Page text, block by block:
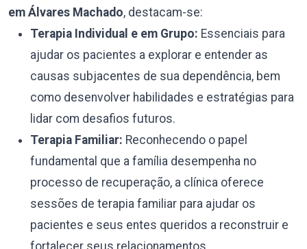
em Álvares Machado, destacam-se:
Terapia Individual e em Grupo: Essenciais para
ajudar os pacientes a explorar e entender as
causas subjacentes de sua dependência, bem
como desenvolver habilidades e estratégias para
lidar com desafios futuros.
Terapia Familiar: Reconhecendo o papel
fundamental que a família desempenha no
processo de recuperação, a clínica oferece
sessões de terapia familiar para ajudar os
pacientes e seus entes queridos a reconstruir e
fortalecer seus relacionamentos.